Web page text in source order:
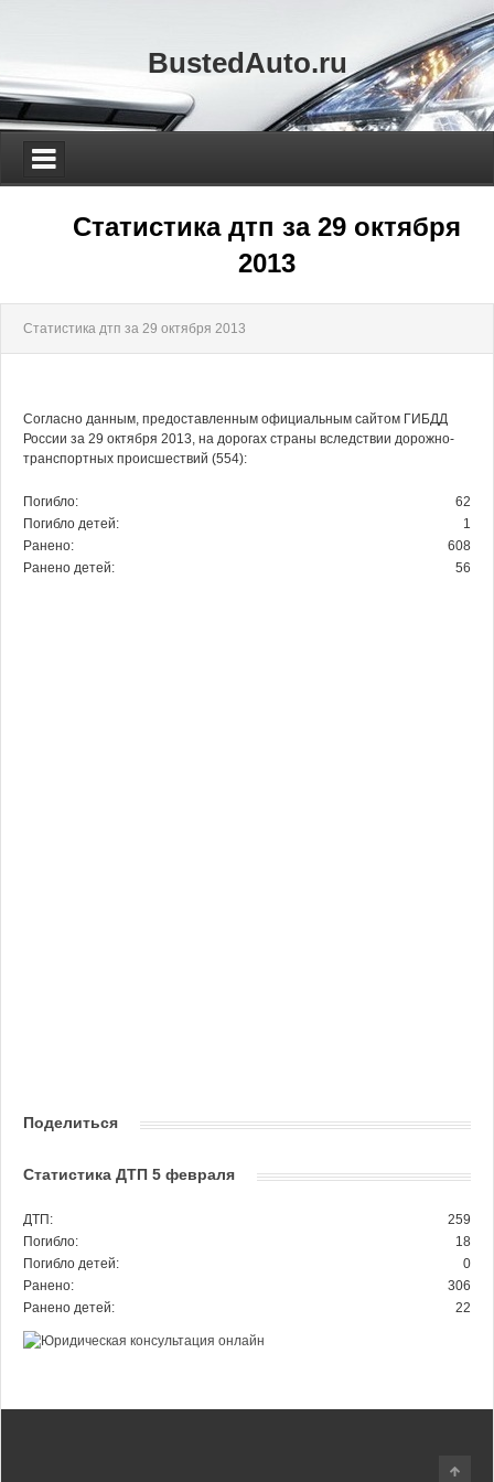
BustedAuto.ru
Статистика дтп за 29 октября
2013
Статистика дтп за 29 октября 2013
Согласно данным, предоставленным официальным сайтом ГИБДД
России за 29 октября 2013, на дорогах страны вследствии дорожно-
транспортных происшествий (554):
Погибло:
62
Погибло детей:
1
Ранено:
608
Ранено детей:
56
Поделиться
Статистика ДТП 5 февраля
ДТП:
259
Погибло:
18
Погибло детей:
0
Ранено:
306
Ранено детей:
22